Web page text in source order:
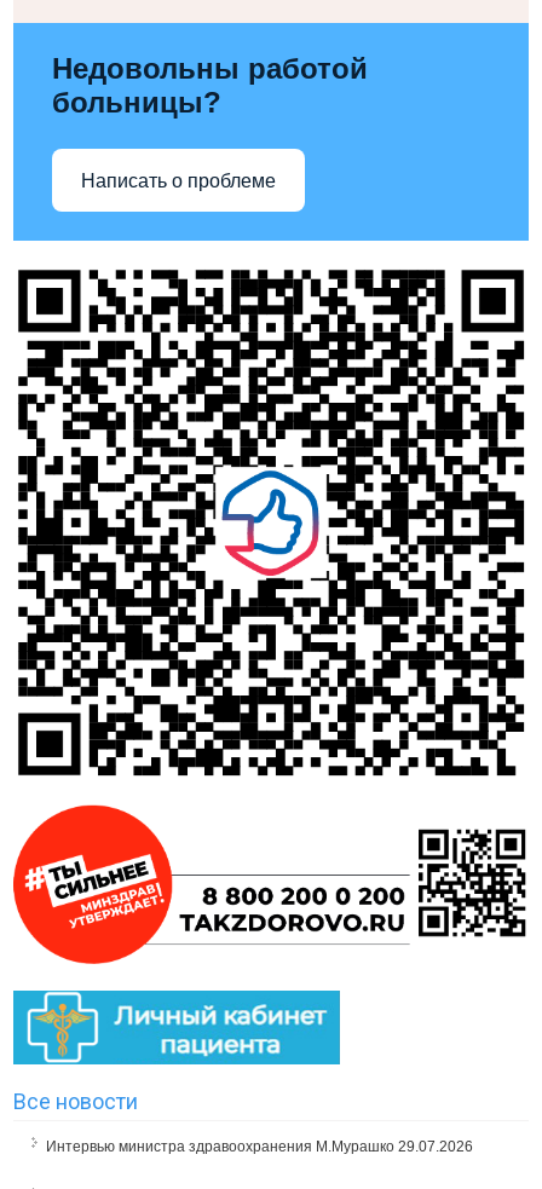
Недовольны работой
больницы?
Написать о проблеме
Все новости
Интервью министра здравоохранения М.Мурашко 29.07.2026